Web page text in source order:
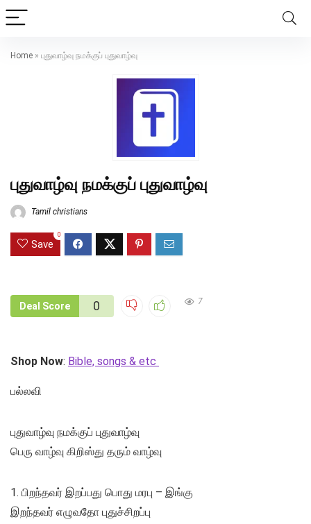
Home » புதுவாழ்வு நமக்குப் புதுவாழ்வு
புதுவாழ்வு நமக்குப் புதுவாழ்வு
Tamil christians
Save
0
Deal Score 0 7
Shop Now: Bible, songs & etc
பல்லவி
புதுவாழ்வு நமக்குப் புதுவாழ்வு
பெரு வாழ்வு கிறிஸ்து தரும் வாழ்வு
1. பிறந்தவர் இறப்பது பொது மரபு – இங்கு
இறந்தவர் எழுவதோ புதுச்சிறப்பு